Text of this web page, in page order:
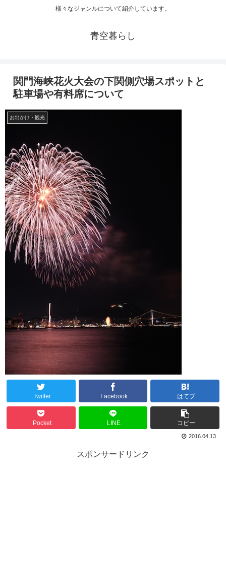
様々なジャンルについて紹介しています。
青空暮らし
関門海峡花火大会の下関側穴場スポットと
駐車場や有料席について
お出かけ・観光
Twitter Facebook はてブ
Pocket LINE コピー
2016.04.13
スポンサードリンク